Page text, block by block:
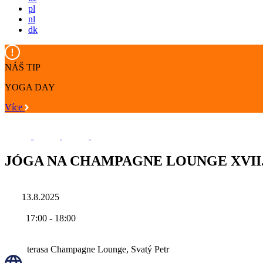
pl
nl
dk
NÁŠ TIP
YOGA DAY
Více
JÓGA NA CHAMPAGNE LOUNGE
13.8.2025
17:00 - 18:00
terasa Champagne Lounge, Svatý Petr